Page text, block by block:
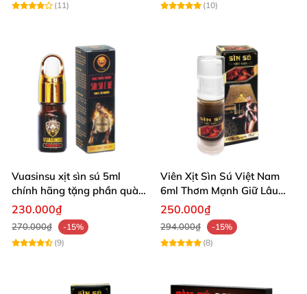
(11)
(10)
Vuasinsu xịt sìn sú 5ml
chính hãng tặng phần quà
hấp dẫn
230.000₫
270.000₫
-15%
(9)
Viên Xịt Sìn Sú Việt Nam
6ml Thơm Mạnh Giữ Lâu
Hương Thuốc
250.000₫
294.000₫
-15%
(8)